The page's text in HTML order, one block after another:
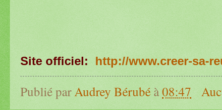
Site officiel: http://www.creer-sa-
Publié parAudrey Bérubé à08:47